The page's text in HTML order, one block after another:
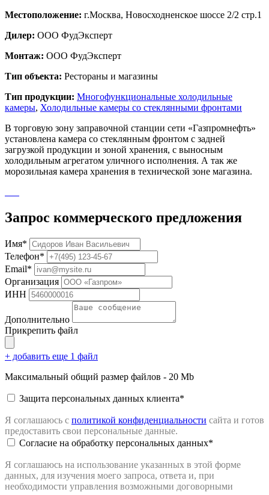
Местоположение: г.Москва, Новосходненское шоссе 2/2 стр.1
Дилер: ООО ФудЭксперт
Монтаж: ООО ФудЭксперт
Тип объекта: Рестораны и магазины
Тип продукции: Многофункциональные холодильные
камеры, Холодильные камеры со стеклянными фронтами
В торговую зону заправочной станции сети «Газпромнефть»
установлена камера со стеклянным фронтом с задней
загрузкой продукции и зоной хранения, с выносным
холодильным агрегатом уличного исполнения. А так же
морозильная камера хранения в технической зоне магазина.
Запрос коммерческого предложения
Имя*
Телефон*
Email*
Организация
ИНН
Дополнительно
Прикрепить файл
+ добавить еще 1 файл
Максимальный общий размер файлов - 20 Mb
Защита персональных данных клиента*
Я соглашаюсь с политикой конфиденциальности сайта и готов
предоставить свои персональные данные.
Согласие на обработку персональных данных*
Я соглашаюсь на использование указанных в этой форме
данных, для изучения моего запроса, ответа и, при
необходимости управления возможными договорными